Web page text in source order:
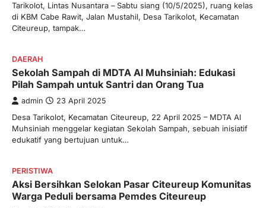
Tarikolot, Lintas Nusantara – Sabtu siang (10/5/2025), ruang kelas
di KBM Cabe Rawit, Jalan Mustahil, Desa Tarikolot, Kecamatan
Citeureup, tampak…
DAERAH
Sekolah Sampah di MDTA Al Muhsiniah: Edukasi
Pilah Sampah untuk Santri dan Orang Tua
admin 23 April 2025
Desa Tarikolot, Kecamatan Citeureup, 22 April 2025 – MDTA Al
Muhsiniah menggelar kegiatan Sekolah Sampah, sebuah inisiatif
edukatif yang bertujuan untuk…
PERISTIWA
Aksi Bersihkan Selokan Pasar Citeureup Komunitas
Warga Peduli bersama Pemdes Citeureup